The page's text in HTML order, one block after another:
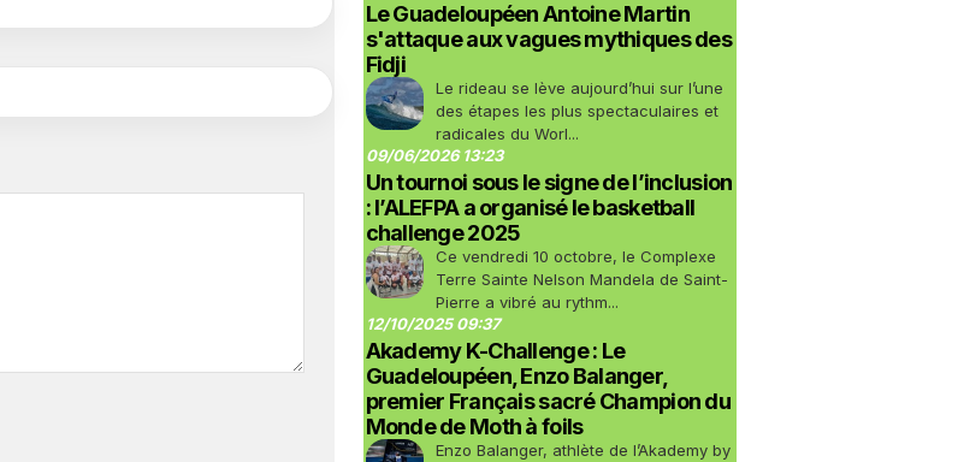
Le Guadeloupéen Antoine Martin
s'attaque aux vagues mythiques des
Fidji
Le rideau se lève aujourd’hui sur l’une
des étapes les plus spectaculaires et
radicales du Worl...
09/06/2026 13:23
Un tournoi sous le signe de l’inclusion
: l’ALEFPA a organisé le basketball
challenge 2025
Ce vendredi 10 octobre, le Complexe
Terre Sainte Nelson Mandela de Saint-
Pierre a vibré au rythm...
12/10/2025 09:37
Akademy K-Challenge : Le
Guadeloupéen, Enzo Balanger,
premier Français sacré Champion du
Monde de Moth à foils
Enzo Balanger, athlète de l’Akademy by